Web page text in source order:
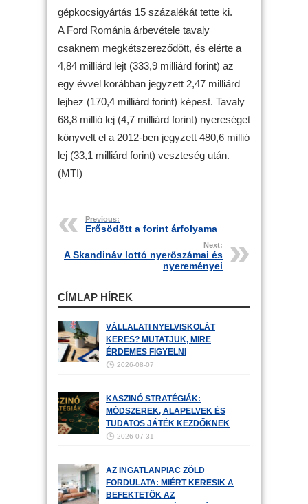
gépkocsigyártás 15 százalékát tette ki.
A Ford Románia árbevétele tavaly
csaknem megkétszereződött, és elérte a
4,84 milliárd lejt (333,9 milliárd forint) az
egy évvel korábban jegyzett 2,47 milliárd
lejhez (170,4 milliárd forint) képest. Tavaly
68,8 millió lej (4,7 milliárd forint) nyereséget
könyvelt el a 2012-ben jegyzett 480,6 millió
lej (33,1 milliárd forint) veszteség után.
(MTI)
Previous:
Erősödött a forint árfolyama
Next:
A Skandináv lottó nyerőszámai és
nyereményei
CÍMLAP HÍREK
VÁLLALATI NYELVISKOLÁT
KERES? MUTATJUK, MIRE
ÉRDEMES FIGYELNI
2026-08-07
KASZINÓ STRATÉGIÁK:
MÓDSZEREK, ALAPELVEK ÉS
TUDATOS JÁTÉK KEZDŐKNEK
2026-07-31
AZ INGATLANPIAC ZÖLD
FORDULATA: MIÉRT KERESIK A
BEFEKTETŐK AZ